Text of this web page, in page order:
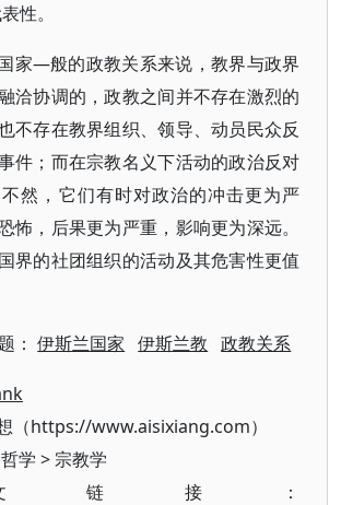
性。
家—般的政教关系来说，教界与政界
洽协调的，政教之间并不存在激烈的
不存在教界组织、领导、动员民众反
件；而在宗教名义下活动的政治反对
然，它们有时对政治的冲击更为严
怖，后果更为严重，影响更为深远。
界的社团组织的活动及其危害性更值
：伊斯兰国家 伊斯兰教 政教关系
（https://www.aisixiang.com）
哲学 >宗教学
链接：